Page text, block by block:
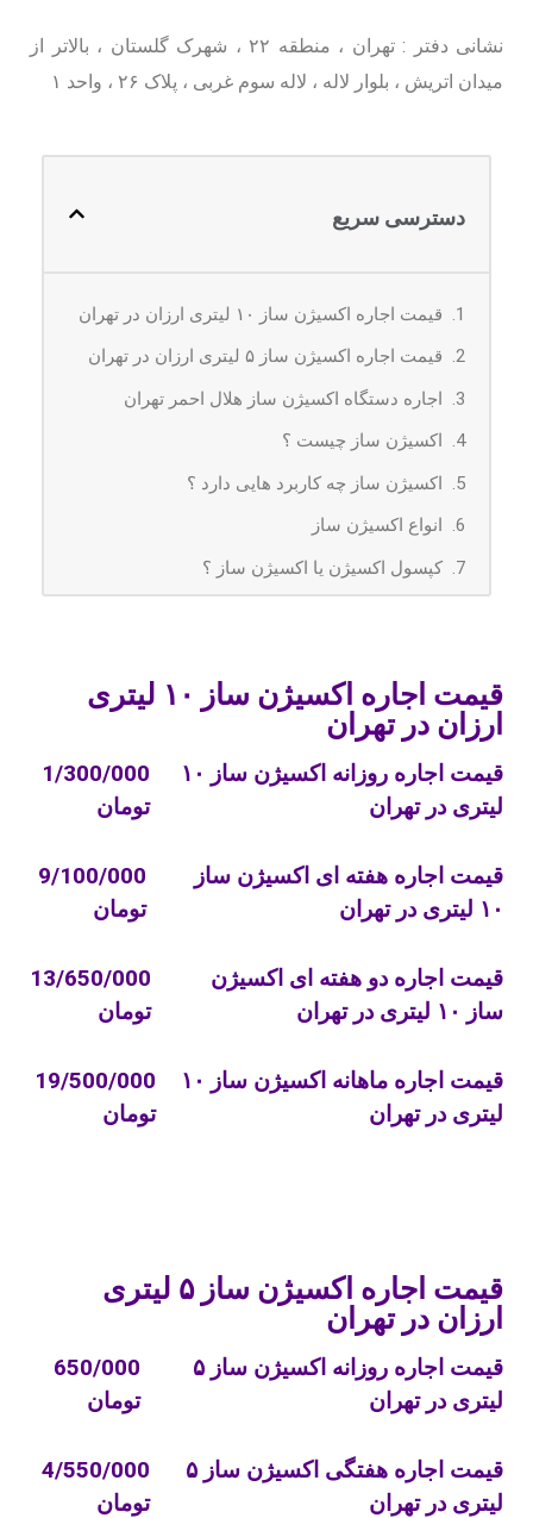
نشانی دفتر : تهران ، منطقه ۲۲ ، شهرک گلستان ، بالاتر از
میدان اتریش ، بلوار لاله ، لاله سوم غربی ، پلاک ۲۶ ، واحد ۱
دسترسی سریع
قیمت اجاره اکسیژن ساز ۱۰ لیتری ارزان در تهران
قیمت اجاره اکسیژن ساز ۵ لیتری ارزان در تهران
اجاره دستگاه اکسیژن ساز هلال احمر تهران
اکسیژن ساز چیست ؟
اکسیژن ساز چه کاربرد هایی دارد ؟
انواع اکسیژن ساز
کپسول اکسیژن یا اکسیژن ساز ؟
هنگام تهیه اکسیژن ساز به چه نکاتی توجه کنیم ؟
اجاره اکسیژن ساز خانگی ارزان در تهران
اجاره دستگاه اکسیژن ساز خانگی ارزان +
فهرست قیمت اجاره در تهران
لیتری در تهران و دیگر شهر ها
فهرست قیمت اجاره دستگاه اکسیژن ساز ۱۰
اجاره دستگاه اکسیژن ساز ۵ لیتری و ۱۰ لیتری در
تهران و دیگر شهر ها
اجاره دستگاه اکسیژن ساز خانگی در غرب تهران
اجاره اکسیژن ساز برقی
شرکت پرستاری سالمند
سوالات متداول
قیمت اجاره اکسیژن ساز ۱۰ لیتری
ارزان در تهران
قیمت اجاره روزانه اکسیژن ساز ۱۰
لیتری در تهران
1/300/000
تومان
قیمت اجاره هفته ای اکسیژن ساز
۱۰ لیتری در تهران
9/100/000
تومان
قیمت اجاره دو هفته ای اکسیژن
ساز ۱۰ لیتری در تهران
13/650/000
تومان
قیمت اجاره ماهانه اکسیژن ساز ۱۰
لیتری در تهران
19/500/000
تومان
قیمت اجاره اکسیژن ساز ۵ لیتری
ارزان در تهران
قیمت اجاره روزانه اکسیژن ساز ۵
لیتری در تهران
650/000
تومان
قیمت اجاره هفتگی اکسیژن ساز ۵
لیتری در تهران
4/550/000
تومان